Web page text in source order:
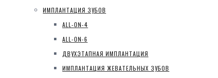
ИМПЛАНТАЦИЯ ЗУБОВ
ALL-ON-4
ALL-ON-6
ДВУХЭТАПНАЯ ИМПЛАНТАЦИЯ
ИМПЛАНТАЦИЯ ЖЕВАТЕЛЬНЫХ ЗУБОВ